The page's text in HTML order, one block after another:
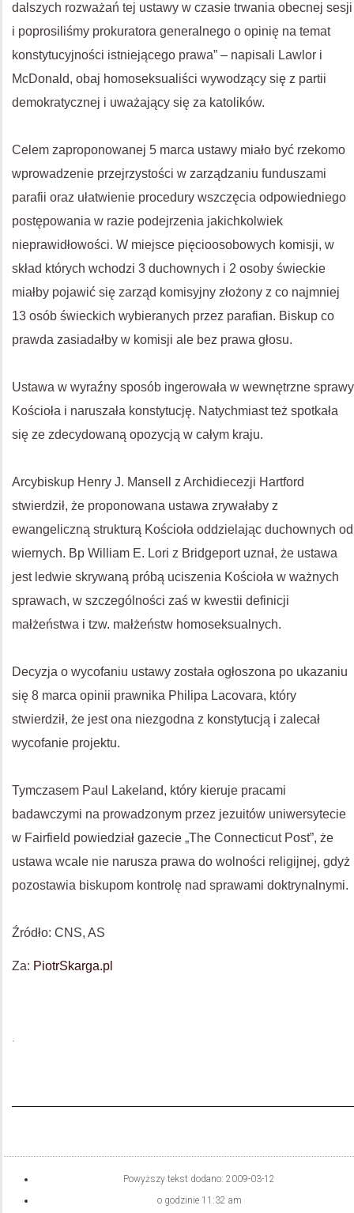
dalszych rozważań tej ustawy w czasie trwania obecnej sesji
i poprosiliśmy prokuratora generalnego o opinię na temat
konstytucyjności istniejącego prawa” – napisali Lawlor i
McDonald, obaj homoseksualiści wywodzący się z partii
demokratycznej i uważający się za katolików.
Celem zaproponowanej 5 marca ustawy miało być rzekomo
wprowadzenie przejrzystości w zarządzaniu funduszami
parafii oraz ułatwienie procedury wszczęcia odpowiedniego
postępowania w razie podejrzenia jakichkolwiek
nieprawidłowości. W miejsce pięcioosobowych komisji, w
skład których wchodzi 3 duchownych i 2 osoby świeckie
miałby pojawić się zarząd komisyjny złożony z co najmniej
13 osób świeckich wybieranych przez parafian. Biskup co
prawda zasiadałby w komisji ale bez prawa głosu.
Ustawa w wyraźny sposób ingerowała w wewnętrzne sprawy
Kościoła i naruszała konstytucję. Natychmiast też spotkała
się ze zdecydowaną opozycją w całym kraju.
Arcybiskup Henry J. Mansell z Archidiecezji Hartford
stwierdził, że proponowana ustawa zrywałaby z
ewangeliczną strukturą Kościoła oddzielając duchownych od
wiernych. Bp William E. Lori z Bridgeport uznał, że ustawa
jest ledwie skrywaną próbą uciszenia Kościoła w ważnych
sprawach, w szczególności zaś w kwestii definicji
małżeństwa i tzw. małżeństw homoseksualnych.
Decyzja o wycofaniu ustawy została ogłoszona po ukazaniu
się 8 marca opinii prawnika Philipa Lacovara, który
stwierdził, że jest ona niezgodna z konstytucją i zalecał
wycofanie projektu.
Tymczasem Paul Lakeland, który kieruje pracami
badawczymi na prowadzonym przez jezuitów uniwersytecie
w Fairfield powiedział gazecie „The Connecticut Post”, że
ustawa wcale nie narusza prawa do wolności religijnej, gdyż
pozostawia biskupom kontrolę nad sprawami doktrynalnymi.
Źródło: CNS, AS
Za: PiotrSkarga.pl
.
Powyższy tekst dodano: 2009-03-12
o godzinie 11:32 am